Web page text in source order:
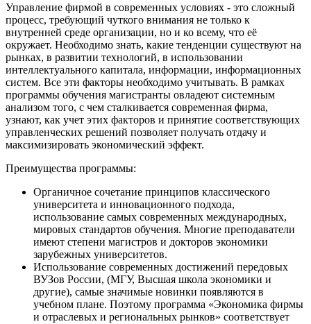
Управление фирмой в современных условиях - это сложный
процесс, требующий чуткого внимания не только к
внутренней среде организации, но и ко всему, что её
окружает. Необходимо знать, какие тенденции существуют на
рынках, в развитии технологий, в использовании
интеллектуального капитала, информации, информационных
систем. Все эти факторы необходимо учитывать. В рамках
программы обучения магистранты овладеют системным
анализом того, с чем сталкивается современная фирма,
узнают, как учет этих факторов и принятие соответствующих
управленческих решений позволяет получать отдачу и
максимизировать экономический эффект.
Преимущества программы:
Органичное сочетание принципов классического
университета и инновационного подхода,
использование самых современных международных,
мировых стандартов обучения. Многие преподаватели
имеют степени магистров и докторов экономики
зарубежных университетов.
Использование современных достижений передовых
ВУЗов России, (МГУ, Высшая школа экономики и
другие), самые значимые новинки появляются в
учебном плане. Поэтому программа «Экономика фирмы
и отраслевых и региональных рынков» соответствует